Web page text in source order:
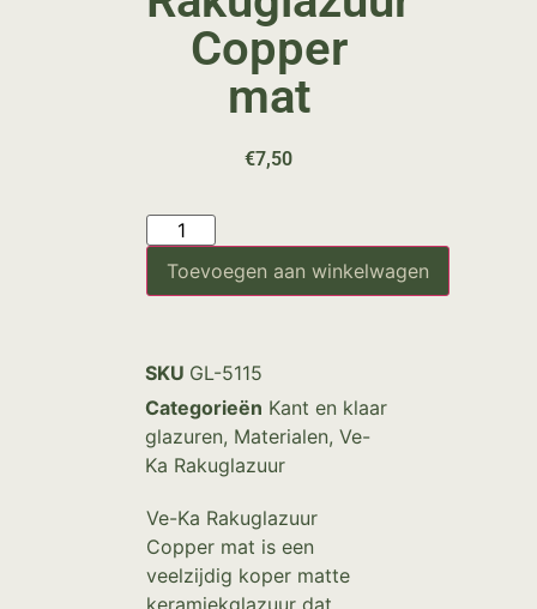
Copper
mat
€7,50
Toevoegen aan winkelwagen
SKU GL-5115
Categorieën Kant en klaar
glazuren, Materialen, Ve-
Ka Rakuglazuur
Ve-Ka Rakuglazuur
Copper mat is een
veelzijdig koper matte